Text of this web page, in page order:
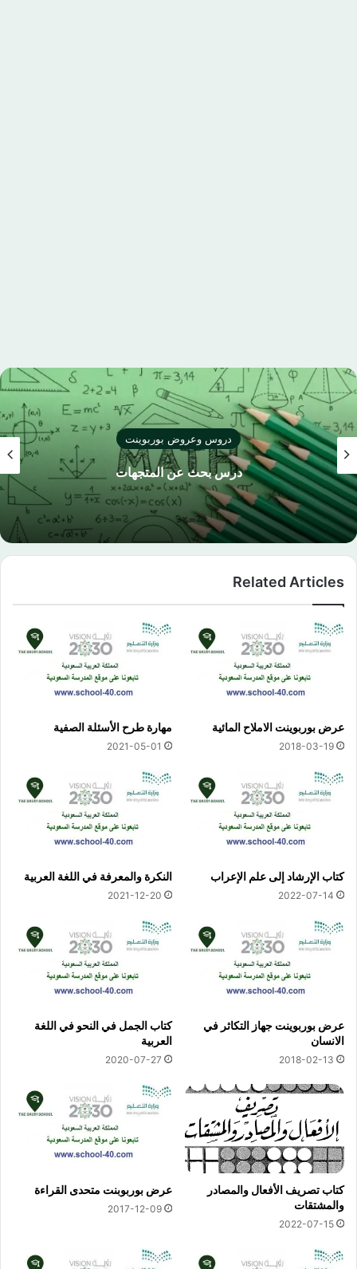
دروس وعروض بوربوينت
درس بحث عن المتجهات
Related Articles
عرض بوربوينت الاملاح المائية
2018-03-19
مهارة طرح الأسئلة الصفية
2021-05-01
كتاب الإرشاد إلى علم الإعراب
2022-07-14
النكرة والمعرفة في اللغة العربية
2021-12-20
عرض بوربوينت جهاز التكاثر في
الانسان
2018-02-13
كتاب الجمل في النحو في اللغة
العربية
2020-07-27
كتاب تصريف الأفعال والمصادر
والمشتقات
2022-07-15
عرض بوربوبنت متحدى القراءة
2017-12-09